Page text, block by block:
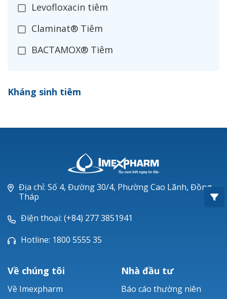
Levofloxacin tiêm
Claminat® Tiêm
BACTAMOX® Tiêm
Ceftizoxim®
Piperacillin
Ticarlinat®
Zobacta®
Bacsulfo®
Kháng sinh tiêm
Địa chỉ: Số 4, Đường 30/4, Phường Cao Lãnh, Đồng
Tháp
Điện thoại: (+84) 277 3851941
Hotline: 1800 5555 35
Về chúng tôi
Về Imexpharm
Nhà đầu tư
Báo cáo thường niên